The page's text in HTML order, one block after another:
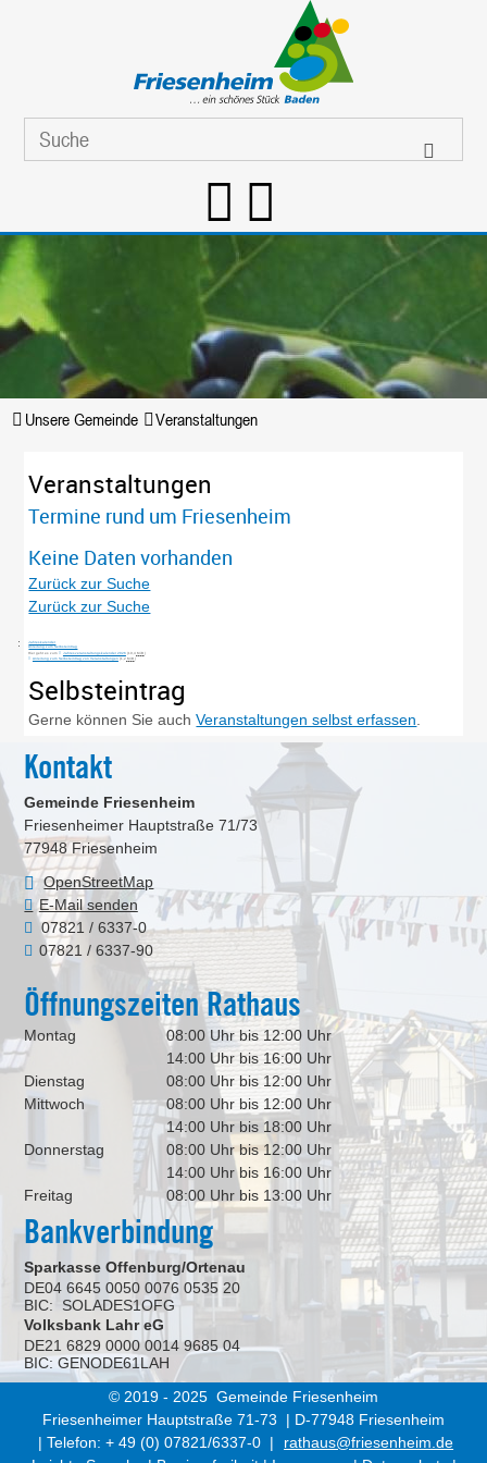
Unsere Gemeinde Veranstaltungen
Veranstaltungen
Termine rund um Friesenheim
Keine Daten vorhanden
Zurück zur Suche
Zurück zur Suche
Jahreskalender
Anleitung zum Selbsteintrag
Hier geht es zum
Jahresveranstaltungskalender 2026(10,4 MiB )
Anleitung zum Selbsteintrag von Veranstaltungen(1,2 MiB )
Selbsteintrag
Gerne können Sie auchVeranstaltungen selbst erfassen
Kontakt
Gemeinde Friesenheim
Friesenheimer Hauptstraße 71/73
77948 Friesenheim
OpenStreetMap
E-Mail senden
07821 / 6337-0
07821 / 6337-90
Öffnungszeiten Rathaus
Montag
08:00 Uhr bis 12:00 Uhr
14:00 Uhr bis 16:00 Uhr
Dienstag
08:00 Uhr bis 12:00 Uhr
Mittwoch
08:00 Uhr bis 12:00 Uhr
14:00 Uhr bis 18:00 Uhr
Donnerstag
08:00 Uhr bis 12:00 Uhr
14:00 Uhr bis 16:00 Uhr
Freitag
08:00 Uhr bis 13:00 Uhr
Bankverbindung
Sparkasse Offenburg/Ortenau
DE04 6645 0050 0076 0535 20
BIC: SOLADES1OFG
Volksbank Lahr eG
DE21 6829 0000 0014 9685 04
BIC: GENODE61LAH
© 2019 - 2025 Gemeinde Friesenheim
Friesenheimer Hauptstraße 71-73 | D-77948 Friesenheim
| Telefon: + 49 (0) 07821/6337-0 |
rathaus@friesenheim.de